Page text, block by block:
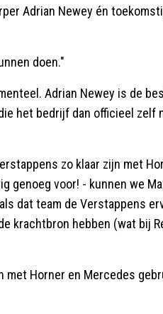
Adrian Newey én
doen."
Adrian Newey is de
het bedrijf dan officieel zelf
zo klaar zijn met
genoeg voor! - kunnen we
dat team de Verstappens
krachtbron hebben (wat bij
Horner en Mercedes